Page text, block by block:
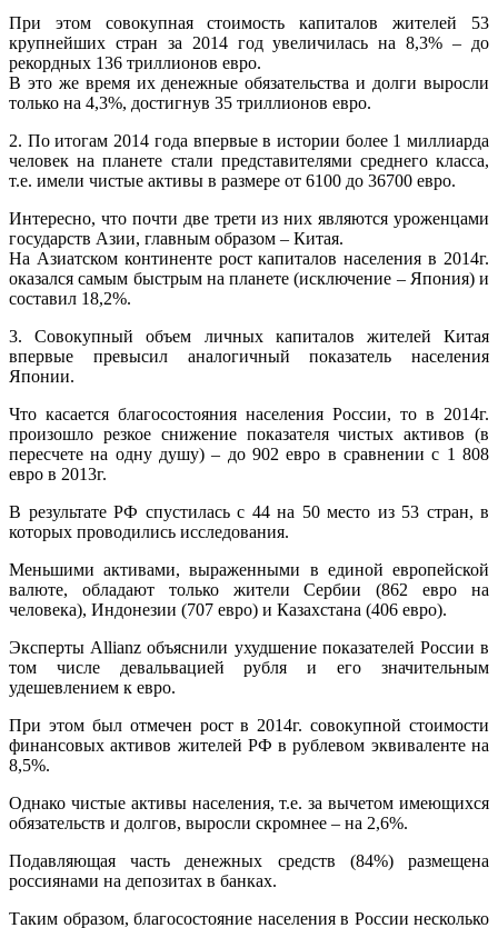
При этом совокупная стоимость капиталов жителей 53
крупнейших стран за 2014 год увеличилась на 8,3% – до
рекордных 136 триллионов евро.
В это же время их денежные обязательства и долги выросли
только на 4,3%, достигнув 35 триллионов евро.
2. По итогам 2014 года впервые в истории более 1 миллиарда
человек на планете стали представителями среднего класса,
т.е. имели чистые активы в размере от 6100 до 36700 евро.
Интересно, что почти две трети из них являются уроженцами
государств Азии, главным образом – Китая.
На Азиатском континенте рост капиталов населения в 2014г.
оказался самым быстрым на планете (исключение – Япония) и
составил 18,2%.
3. Совокупный объем личных капиталов жителей Китая
впервые превысил аналогичный показатель населения
Японии.
Что касается благосостояния населения России, то в 2014г.
произошло резкое снижение показателя чистых активов (в
пересчете на одну душу) – до 902 евро в сравнении с 1 808
евро в 2013г.
В результате РФ спустилась с 44 на 50 место из 53 стран, в
которых проводились исследования.
Меньшими активами, выраженными в единой европейской
валюте, обладают только жители Сербии (862 евро на
человека), Индонезии (707 евро) и Казахстана (406 евро).
Эксперты Allianz объяснили ухудшение показателей России в
том числе девальвацией рубля и его значительным
удешевлением к евро.
При этом был отмечен рост в 2014г. совокупной стоимости
финансовых активов жителей РФ в рублевом эквиваленте на
8,5%.
Однако чистые активы населения, т.е. за вычетом имеющихся
обязательств и долгов, выросли скромнее – на 2,6%.
Подавляющая часть денежных средств (84%) размещена
россиянами на депозитах в банках.
Таким образом, благосостояние населения в России несколько